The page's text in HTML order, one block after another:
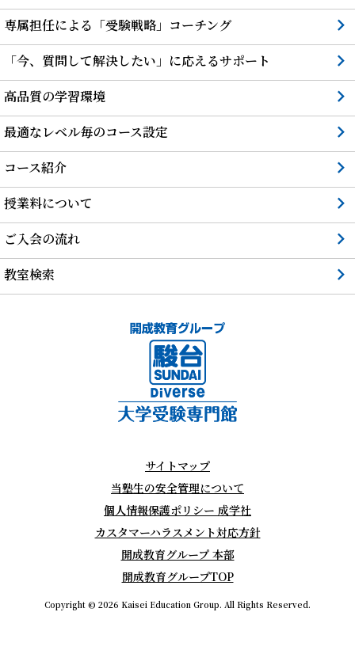
専属担任による「受験戦略」コーチング
「今、質問して解決したい」に応えるサポート
高品質の学習環境
最適なレベル毎のコース設定
コース紹介
授業料について
ご入会の流れ
教室検索
サイトマップ
当塾生の安全管理について
個人情報保護ポリシー 成学社
カスタマーハラスメント対応方針
開成教育グループ 本部
開成教育グループTOP
Copyright © 2026 Kaisei Education Group. All Rights Reserved.